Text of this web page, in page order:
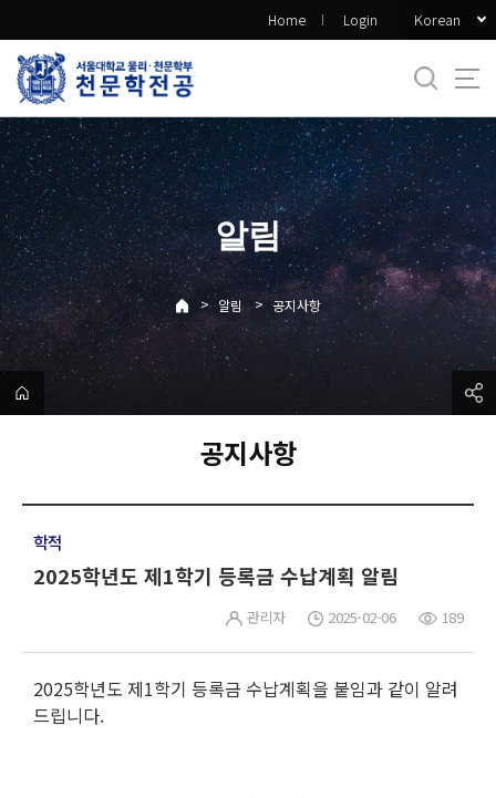
로
메
뉴
Home Login Korean
알림
> 알림 > 공지사항
공지사항
학적
2025학년도 제1학기 등록금 수납계획 알림
관리자 2025-02-06 189
2025학년도 제1학기 등록금 수납계획을 붙임과 같이 알려
드립니다.